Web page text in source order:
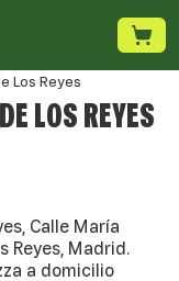
Los Reyes
LOS REYES
Calle María
Reyes, Madrid.
a domicilio